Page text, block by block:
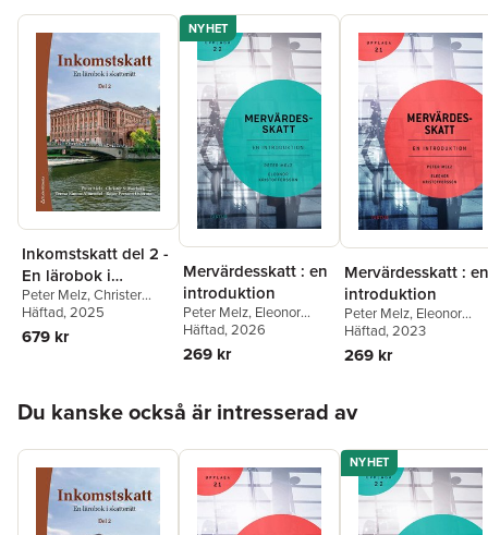
Inkomstskatt del 2 -
En lärobok i
skatterätt
Peter Melz,Christer
Silfverberg,Teresa
Simon-Almendal
Persson Österman
Häftad, 2025
679 kr
NYHET
Mervärdesskatt : en
introduktion
Peter Melz, Eleonor
Kristoffersson
Häftad, 2026
269 kr
Mervärdesskatt : en
introduktion
Peter Melz, Eleonor
Kristoffersson
Häftad, 2023
269 kr
Du kanske också är intresserad av
NYHET